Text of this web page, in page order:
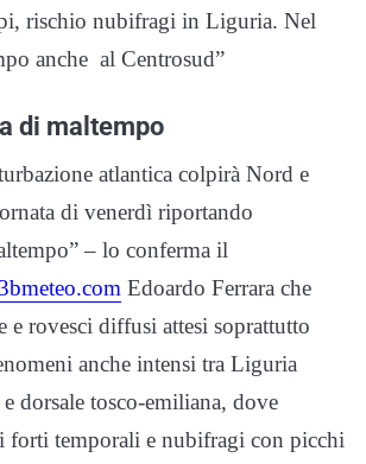
rischio nubifragi in Liguria. Nel
anche al Centrosud”
di maltempo
atlantica colpirà Nord e
di venerdì riportando
– lo conferma il
3bmeteo.com Edoardo Ferrara che
e rovesci diffusi attesi soprattutto
anche intensi tra Liguria
dorsale tosco-emiliana, dove
forti temporali e nubifragi con picchi